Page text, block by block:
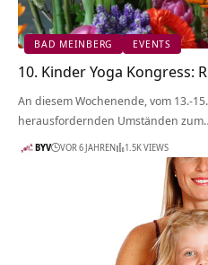
BAD MEINBERG EVENTS
10. Kinder Yoga Kongress:
An diesem Wochenende, vom 13.-
herausfordernden Umständen
BYV VOR 6 JAHREN 1.5K VIEWS